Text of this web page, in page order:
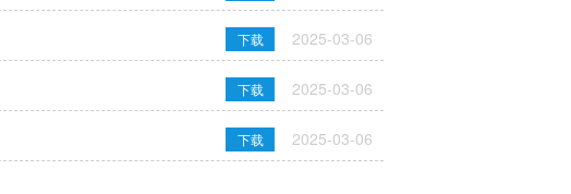
2025-03-06
下载
2025-03-06
下载
2025-03-06
下载